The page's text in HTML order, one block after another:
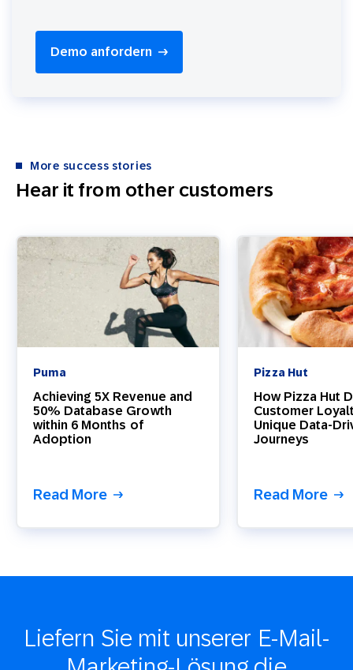
Demo anfordern
Hear it from other customers
More success stories
Puma
Achieving 5X Revenue and
50% Database Growth
within 6 Months of
Adoption
Read More
Pizza Hut
How Pizza Hut
Customer
Unique Data-
Journeys
Read More
Liefern Sie mit unserer E-Mail-